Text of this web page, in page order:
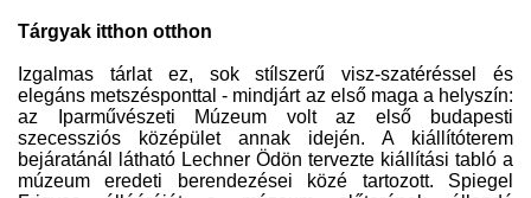
Tárgyak itthon otthon
Izgalmas tárlat ez, sok stílszerű visz-szatéréssel és
elegáns metszésponttal - mindjárt az első maga a helyszín:
az Iparművészeti Múzeum volt az első budapesti
szecessziós középület annak idején. A kiállítóterem
bejáratánál látható Lechner Ödön tervezte kiállítási tabló a
múzeum eredeti berendezései közé tartozott. Spiegel